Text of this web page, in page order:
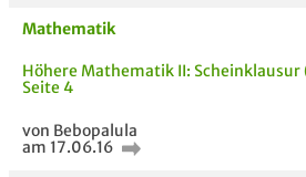
Mathematik
Höhere Mathematik II:
Seite 4
von Bebopalula
am 17.06.16